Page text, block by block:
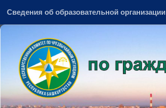
Перейти к содержимому
Сведения об образовательной организации